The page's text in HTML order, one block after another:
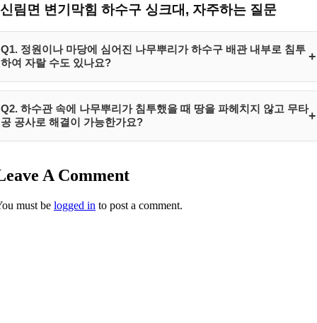
신림면 변기막힘 하수구 싱크대, 자주하는 질문
Q1. 정원이나 마당에 심어진 나무뿌리가 하수구 배관 내부로 침투
하여 자랄 수도 있나요?
+
생존을 위해 수분과 영양분이 가득한 매립 하수관 쪽으로 뿌리를 뻗어 나
갑니다. 파이프의 미세한 조인트 연결 이음새 틈이나 균열 징후를 발견하
다. 이는 일반 스프링으로는 절대 뚫을 수 없으며 반드시 특수 체인 커터
Q2. 하수관 속에 나무뿌리가 침투했을 때 땅을 파헤치지 않고 무타
공 공사로 해결이 가능한가요?
+
야 했기에 엄청난 공사 비용과 시일이 소요되었습니다. 그러나 하림배관
법인 플렉스 샤프트 컷팅 장비를 진입시켜 내부의 나무뿌리만 깔끔하게
A Comment
must be logged in to post a comment.